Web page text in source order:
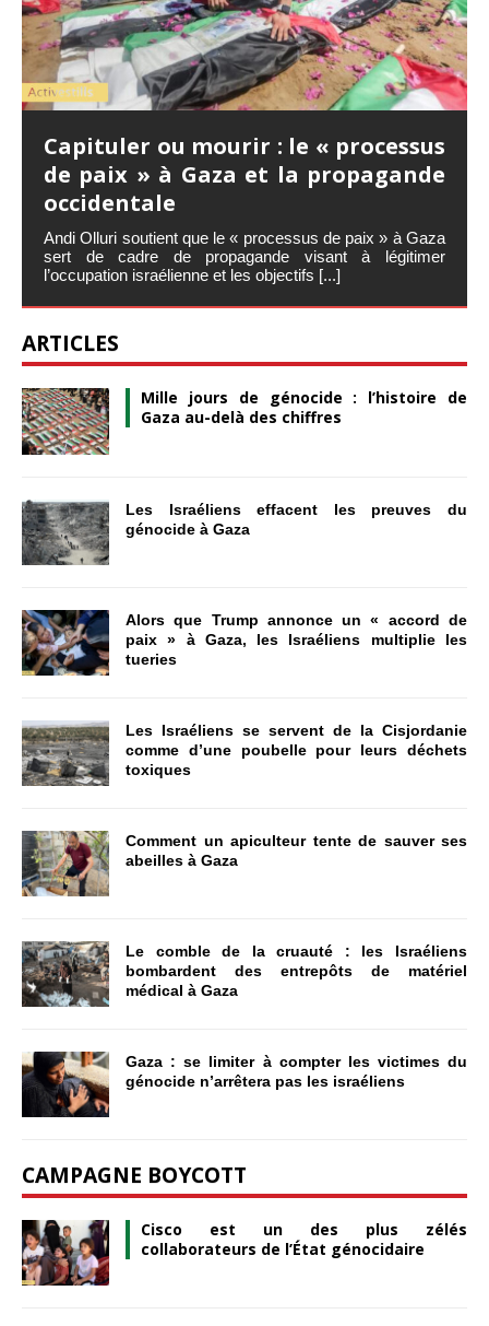
Capituler ou mourir : le « processus
de paix » à Gaza et la propagande
occidentale
Andi Olluri soutient que le « processus de paix » à Gaza
sert de cadre de propagande visant à légitimer
l’occupation israélienne et les objectifs [...]
ARTICLES
Mille jours de génocide : l’histoire de
Gaza au-delà des chiffres
Les Israéliens effacent les preuves du
génocide à Gaza
Alors que Trump annonce un « accord de
paix » à Gaza, les Israéliens multiplie les
tueries
Les Israéliens se servent de la Cisjordanie
comme d’une poubelle pour leurs déchets
toxiques
Comment un apiculteur tente de sauver ses
abeilles à Gaza
Le comble de la cruauté : les Israéliens
bombardent des entrepôts de matériel
médical à Gaza
Gaza : se limiter à compter les victimes du
génocide n’arrêtera pas les israéliens
CAMPAGNE BOYCOTT
Cisco est un des plus zélés
collaborateurs de l’État génocidaire